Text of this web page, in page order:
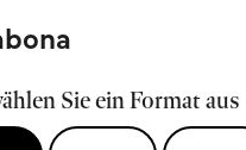
Sie ein Format aus